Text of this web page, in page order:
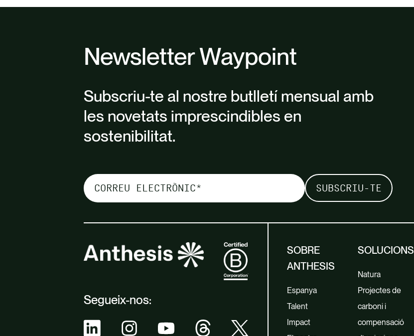
Newsletter Waypoint
Subscriu-te al nostre butlletí mensual amb
les novetats imprescindibles en
sostenibilitat.
Segueix-nos:
SOBRE
ANTHESIS
Espanya
Talent
Impact
SOLUCIONS
Natura
Projectes de
carboni i
compensació